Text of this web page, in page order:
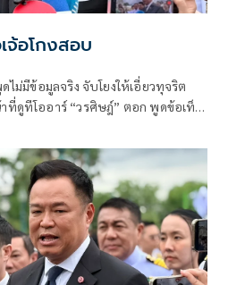
จ้อโกงสอบ
ไม่มีข้อมูลจริง จับโยงให้เอี่ยวทุจริต
ดูทีโออาร์ “วรศิษฎ์” ตอก พูดข้อเท็จ